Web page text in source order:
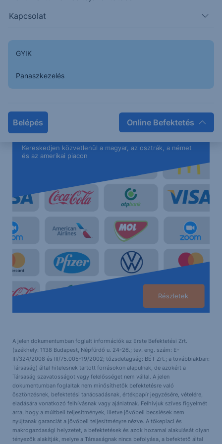
Kapcsolat
GYIK
Panaszkezelés
Belépés Online Befektetés
Erste Netbroker
Kereskedjen közvetlenül a magyar, az osztrák, a német
és az amerikai piacon
Részletek
A jelen dokumentumban foglalt információk az Erste Befektetési Zrt.
(székhely: 1138 Budapest, Népfürdő u. 24-26.; tev. eng. szám: E-
III/324/2008 és III/75.005-19/2002; tőzsdetagság: BÉT Zrt.; a továbbiakban:
Társaság) által hitelesnek tartott forrásokon alapulnak, de azokért a
Társaság szavatosságot vagy felelősséget nem vállal. A jelen
dokumentumban foglaltak nem minősíthetők befektetésre való
ösztönzésnek, befektetési tanácsadásnak, értékpapír jegyzésére, vételére,
eladására vonatkozó felhívásnak vagy ajánlatnak. Felhívjuk szíves figyelmét
arra, hogy a múltbeli teljesítmények, illetve jövőbeli becslések nem
nyújtanak garanciát a jövőbeli teljesítményre nézve. A tőkepiaci és
makrogazdasági helyzetet, a befektetések és azok hozamai alakulását olyan
tényezők alakítják, melyre a Társaságnak nincs befolyása, a befektető által